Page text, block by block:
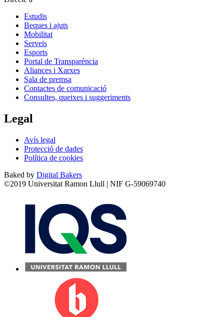
Estudis
Beques i ajuts
Mobilitat
Serveis
Esports
Portal de Transparència
Aliances i Xarxes
Sala de premsa
Contactes de comunicació
Consultes, queixes i suggeriments
Legal
Avís legal
Protecció de dades
Política de cookies
Baked by Digital Bakers
©2019 Universitat Ramon Llull | NIF G-59069740